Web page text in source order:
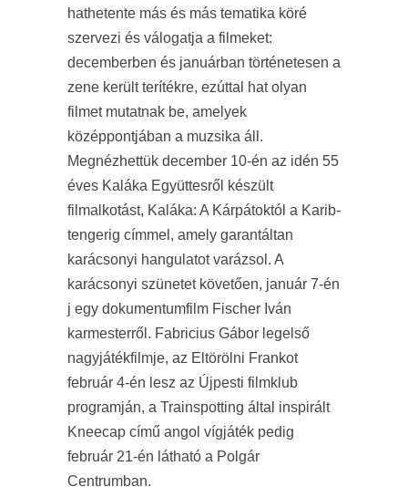
hathetente más és más tematika köré
szervezi és válogatja a filmeket:
decemberben és januárban történetesen a
zene került terítékre, ezúttal hat olyan
filmet mutatnak be, amelyek
középpontjában a muzsika áll.
Megnézhettük december 10-én az idén 55
éves Kaláka Együttesről készült
filmalkotást, Kaláka: A Kárpátoktól a Karib-
tengerig címmel, amely garantáltan
karácsonyi hangulatot varázsol. A
karácsonyi szünetet követően, január 7-én
j egy dokumentumfilm Fischer Iván
karmesterről. Fabricius Gábor legelső
nagyjátékfilmje, az Eltörölni Frankot
február 4-én lesz az Újpesti filmklub
programján, a Trainspotting által inspirált
Kneecap című angol vígjáték pedig
február 21-én látható a Polgár
Centrumban.